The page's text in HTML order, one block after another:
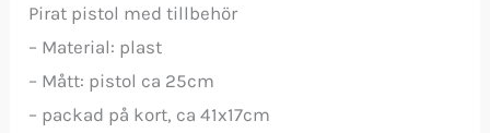
Pirat pistol med tillbehör
– Material: plast
– Mått: pistol ca 25cm
– packad på kort, ca 41x17cm